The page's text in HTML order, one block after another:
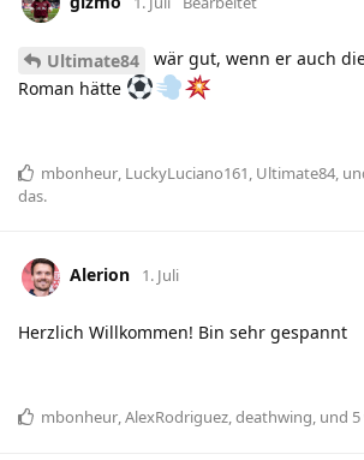
Ultimate84
wär gut, wenn er auch
Roman hätte
mbonheur, LuckyLuciano161, Ultimate84,
das.
Alerion 1. Juli
Herzlich Willkommen! Bin sehr gespannt
mbonheur,AlexRodriguez,deathwing, und 5